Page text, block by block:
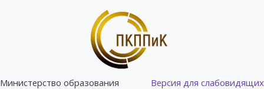
Версия для слабовидящих
Министерство образования